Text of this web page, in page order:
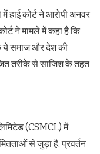
हाई कोर्ट ने आरोपी अनवर
ने मामले में कहा है कि
ये समाज और देश की
तरीके से साजिश के तहत
(CSMCL) में
से जुड़ा है. प्रवर्तन